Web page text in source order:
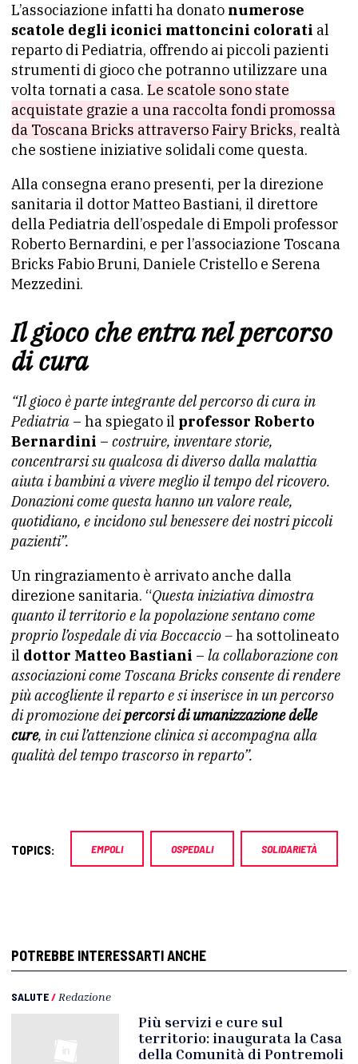
L’associazione infatti ha donato numerose
scatole degli iconici mattoncini colorati al
reparto di Pediatria, offrendo ai piccoli pazienti
strumenti di gioco che potranno utilizzare una
volta tornati a casa. Le scatole sono state
acquistate grazie a una raccolta fondi promossa
da Toscana Bricks attraverso Fairy Bricks, realtà
che sostiene iniziative solidali come questa.
Alla consegna erano presenti, per la direzione
sanitaria il dottor Matteo Bastiani, il direttore
della Pediatria dell’ospedale di Empoli professor
Roberto Bernardini, e per l’associazione Toscana
Bricks Fabio Bruni, Daniele Cristello e Serena
Mezzedini.
Il gioco che entra nel percorso
di cura
“Il gioco è parte integrante del percorso di cura in
Pediatria – ha spiegato il professor Roberto
Bernardini – costruire, inventare storie,
concentrarsi su qualcosa di diverso dalla malattia
aiuta i bambini a vivere meglio il tempo del ricovero.
Donazioni come questa hanno un valore reale,
quotidiano, e incidono sul benessere dei nostri piccoli
pazienti”.
Un ringraziamento è arrivato anche dalla
direzione sanitaria. “Questa iniziativa dimostra
quanto il territorio e la popolazione sentano come
proprio l’ospedale di via Boccaccio –ha sottolineato
il dottor Matteo Bastiani – la collaborazione con
associazioni come Toscana Bricks consente di rendere
più accogliente il reparto e si inserisce in un percorso
di promozione deipercorsi di umanizzazione delle
cure, in cui l’attenzione clinica si accompagna alla
qualità del tempo trascorso in reparto”.
TOPICS: EMPOLI OSPEDALI SOLIDARIETÀ
POTREBBE INTERESSARTI ANCHE
SALUTE/ Redazione
Più servizi e cure sul
territorio: inaugurata la Casa
della Comunità di Pontremoli